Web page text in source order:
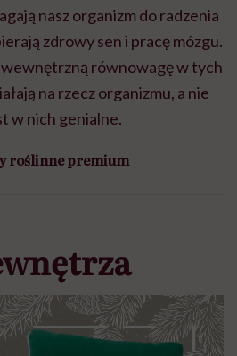
nasz organizm do radzenia
zdrowy sen i pracę mózgu.
równowagę w tych
na rzecz organizmu, a nie
w nich genialne.
roślinne premium